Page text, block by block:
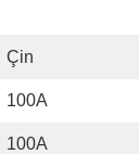
Çin
100A
100A